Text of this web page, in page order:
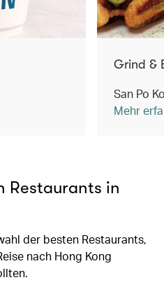
Grind &
San Po
Mehr
Restaurants in
der besten Restaurants,
nach Hong Kong